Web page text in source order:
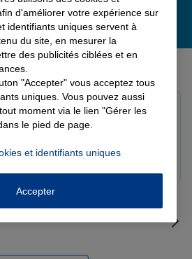
nos agences Allianz
merci
d'améliorer votre expérience sur
identifiants uniques servent à
du site, en mesurer la
des publicités ciblées et en
"Accepter" vous acceptez tous
uniques. Vous pouvez aussi
moment via le lien "Gérer les
le pied de page.
et identifiants uniques
Accepter